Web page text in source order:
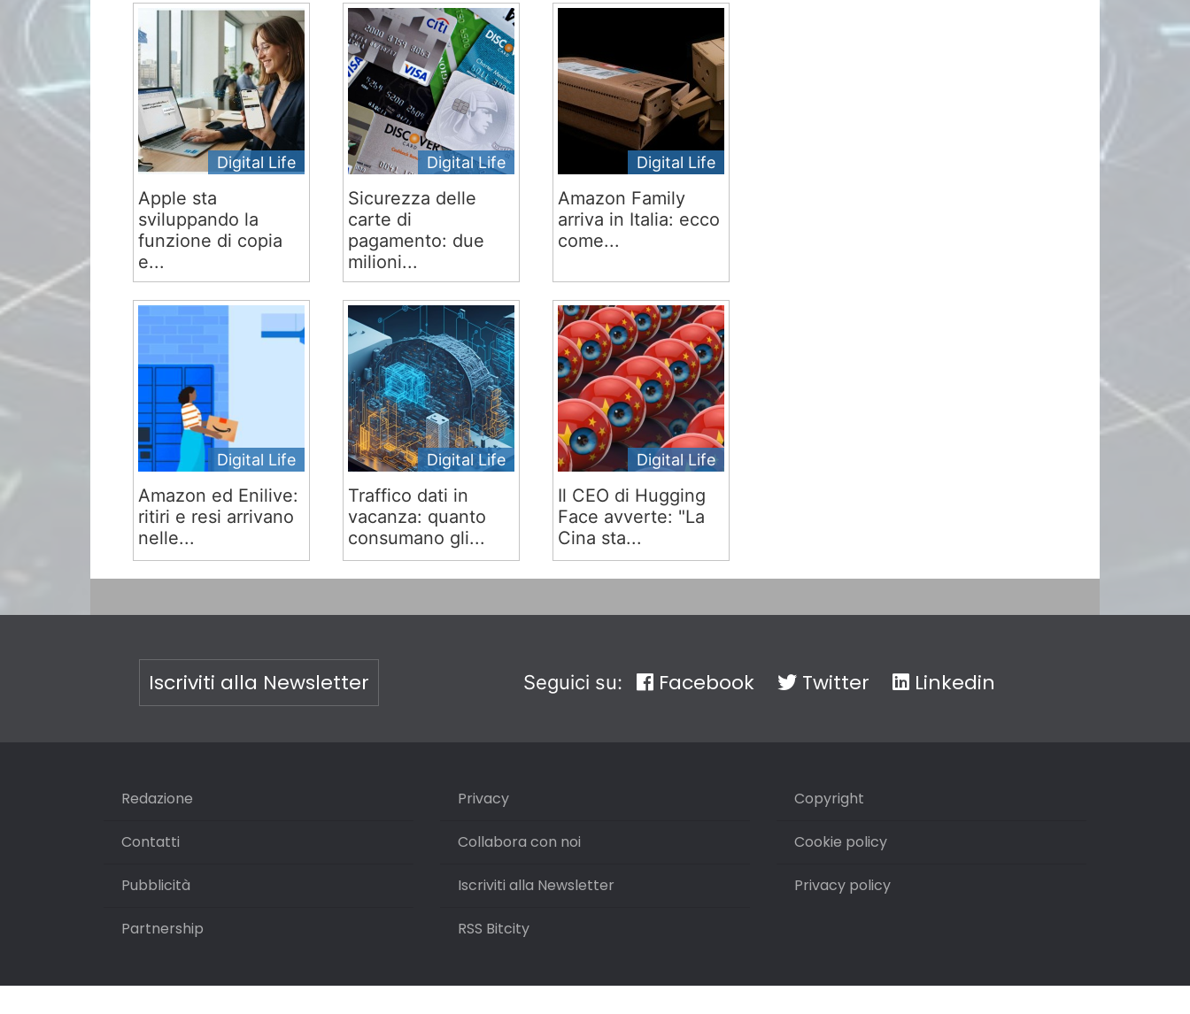
Digital Life
Apple sta
sviluppando la
funzione di copia
e...
Digital Life
Sicurezza delle
carte di
pagamento: due
milioni...
Digital Life
Amazon Family
arriva in Italia: ecco
come...
Digital Life
Amazon ed Enilive:
ritiri e resi arrivano
nelle...
Digital Life
Traffico dati in
vacanza: quanto
consumano gli...
Digital Life
Il CEO di Hugging
Face avverte: "La
Cina sta...
Iscriviti alla Newsletter Seguici su: Facebook Twitter Linkedin
Redazione
Contatti
Pubblicità
Partnership
Privacy
Collabora con noi
Iscriviti alla Newsletter
RSS Bitcity
Copyright
Cookie policy
Privacy policy